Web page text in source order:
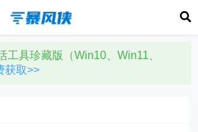
工具珍藏版（Win10、Win11、
获取>>